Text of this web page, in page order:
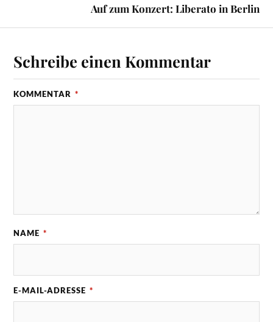
Auf zum Konzert: Liberato in Berlin
Schreibe einen Kommentar
KOMMENTAR *
NAME *
E-MAIL-ADRESSE *